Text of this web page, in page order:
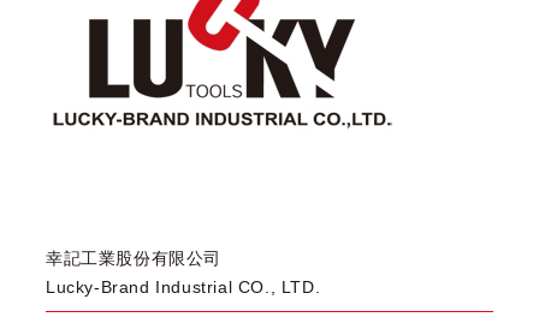
幸記工業股份有限公司
Lucky-Brand Industrial CO., LTD.